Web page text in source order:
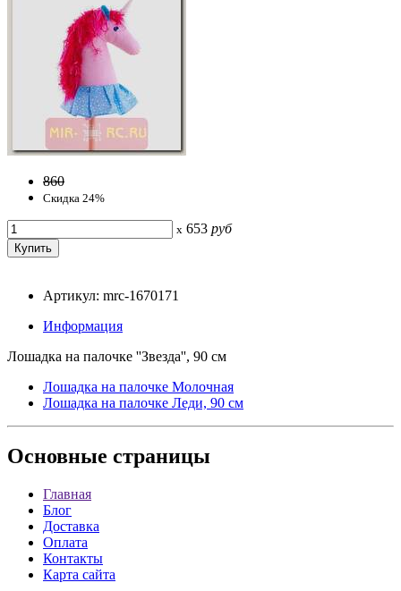
860
Скидка 24%
x 653 руб
Артикул: mrc-1670171
Информация
Лошадка на палочке ''Звезда'', 90 см
Лошадка на палочке Молочная
Лошадка на палочке Леди, 90 см
Основные страницы
Главная
Блог
Доставка
Оплата
Контакты
Карта сайта